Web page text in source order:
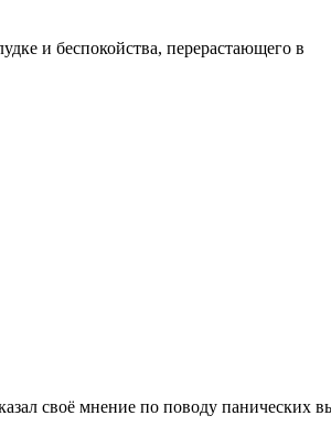
и беспокойства, перерастающего в
своё мнение по поводу панических